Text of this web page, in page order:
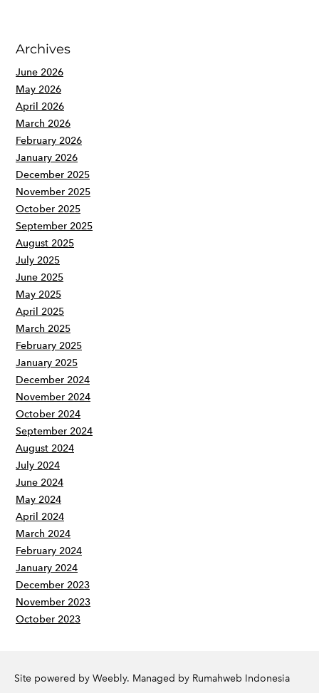
Archives
June 2026
May 2026
April 2026
March 2026
February 2026
January 2026
December 2025
November 2025
October 2025
September 2025
August 2025
July 2025
June 2025
May 2025
April 2025
March 2025
February 2025
January 2025
December 2024
November 2024
October 2024
September 2024
August 2024
July 2024
June 2024
May 2024
April 2024
March 2024
February 2024
January 2024
December 2023
November 2023
October 2023
Site powered by Weebly. Managed by Rumahweb Indonesia